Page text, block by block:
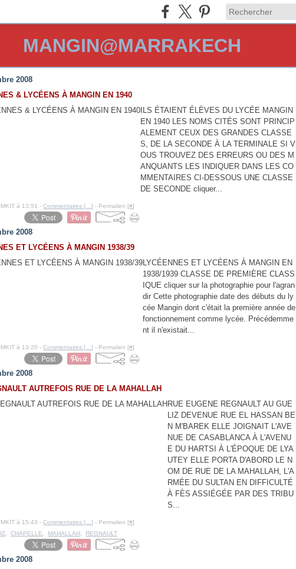
MANGIN@MARRAKECH
2008
& LYCÉENS À MANGIN EN 1940
ILS ÉTAIENT ÉLÈVES DU LYCÉE MANGIN
EN 1940 LES NOMS CITÉS SONT PRINCIP
ALEMENT CEUX DES GRANDES CLASSE
S, DE LA SECONDE À LA TERMINALE SI V
OUS TROUVEZ DES ERREURS OU DES M
ANQUANTS LES INDIQUER DANS LES CO
MMENTAIRES CI-DESSOUS UNE CLASSE
DE SECONDE cliquer...
à 13:51 -Commentaires [ …] - Permalien [#]
2008
ET LYCÉENS À MANGIN 1938/39
LYCÉENNES ET LYCÉENS À MANGIN EN
1938/1939 CLASSE DE PREMIÈRE CLASS
IQUE cliquer sur la photographie pour l'agran
dir Cette photographie date des débuts du ly
cée Mangin dont c'était la première année de
fonctionnement comme lycée. Précédemme
nt il n'existait...
à 13:20 -Commentaires [ …] - Permalien [#]
2008
AUTREFOIS RUE DE LA MAHALLAH
RUE EUGENE REGNAULT AU GUE
LIZ DEVENUE RUE EL HASSAN BE
N M'BAREK ELLE JOIGNAIT L'AVE
NUE DE CASABLANCA À L'AVENU
E DU HARTSI À L'ÉPOQUE DE LYA
UTEY ELLE PORTA D'ABORD LE N
OM DE RUE DE LA MAHALLAH, L'A
RMÉE DU SULTAN EN DIFFICULTÉ
À FÈS ASSIÉGÉE PAR DES TRIBU
S...
à 15:43 -Commentaires [ …] - Permalien [#]
,CHAPELLE MAHALLAH REGNAULT
2008